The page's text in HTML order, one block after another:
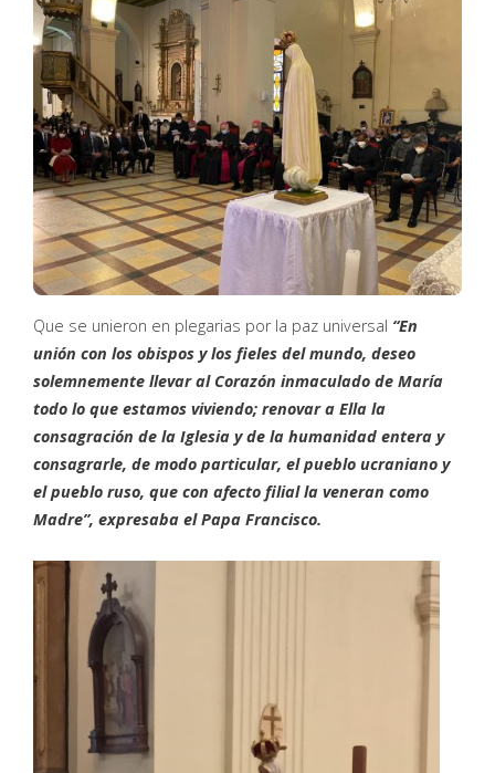
Que se unieron en plegarias por la paz universal “En
unión con los obispos y los fieles del mundo, deseo
solemnemente llevar al Corazón inmaculado de María
todo lo que estamos viviendo; renovar a Ella la
consagración de la Iglesia y de la humanidad entera y
consagrarle, de modo particular, el pueblo ucraniano y
el pueblo ruso, que con afecto filial la veneran como
Madre”, expresaba el Papa Francisco.